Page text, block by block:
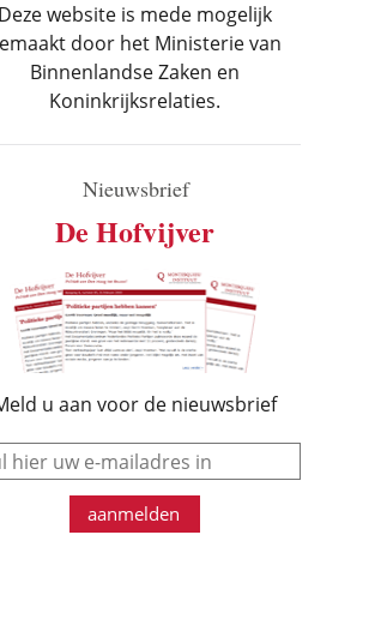
Deze website is mede mogelijk
door het Ministerie van
Binnenlandse Zaken en
Koninkrijksrelaties.
Nieuwsbrief
De Hofvijver
u aan voor de nieuwsbrief
e-mail
aanmelden